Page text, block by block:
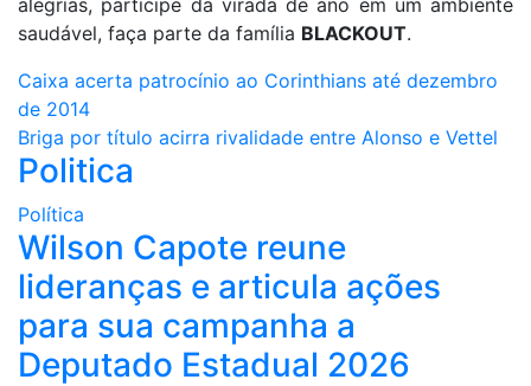
saudável, faça parte da família BLACKOUT.
Navegação
de
Post
Caixa acerta patrocínio ao Corinthians até dezembro
de 2014
Briga por título acirra rivalidade entre Alonso e Vettel
Politica
Política
Wilson Capote reune
lideranças e articula ações
para sua campanha a
Deputado Estadual 2026